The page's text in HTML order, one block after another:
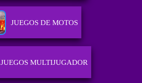
JUEGOS DE MOTOS
JUEGOS MULTIJUGADOR